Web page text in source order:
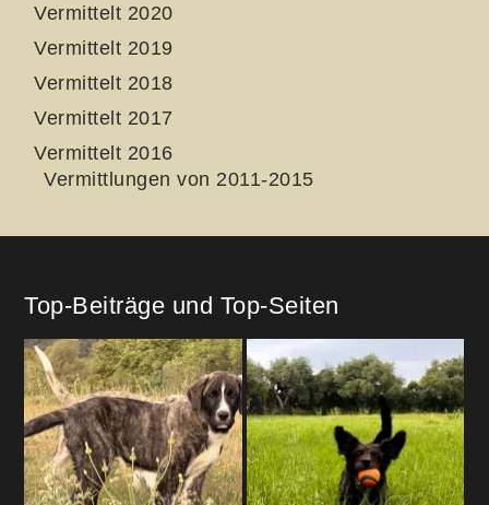
Vermittelt 2020
Vermittelt 2019
Vermittelt 2018
Vermittelt 2017
Vermittelt 2016
Vermittlungen von 2011-2015
Top-Beiträge und Top-Seiten